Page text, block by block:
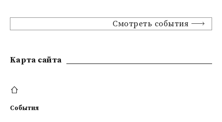
Смотреть события
Kарта сайта
События